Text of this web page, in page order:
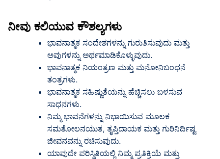
ನೀವು ಕಲಿಯುವ ಕೌಶಲ್ಯಗಳು
ಭಾವನಾತ್ಮಕ ಸಂದೇಶಗಳನ್ನು ಗುರುತಿಸುವುದು ಮತ್ತು
ಅವುಗಳನ್ನು ಅರ್ಥಮಾಡಿಕೊಳ್ಳುವುದು.
ಭಾವನಾತ್ಮಕ ನಿಯಂತ್ರಣ ಮತ್ತು ಮನೋನಿಬಂಧನೆ
ತಂತ್ರಗಳು.
ಭಾವನಾತ್ಮಕ ಸಹಿಷ್ಣುತೆಯನ್ನು ಹೆಚ್ಚಿಸಲು ಬಳಸುವ
ಸಾಧನಗಳು.
ನಿಮ್ಮ ಭಾವನೆಗಳನ್ನು ನಿಭಾಯಿಸುವ ಮೂಲಕ
ಸಮತೋಲನಯುತ, ತೃಪ್ತಿದಾಯಕ ಮತ್ತು ಗುರಿನಿರ್ದಿಷ್ಟ
ಜೀವನವನ್ನು ರಚಿಸುವುದು.
ಯಾವುದೇ ಪರಿಸ್ಥಿತಿಯಲ್ಲಿ ನಿಮ್ಮ ಪ್ರತಿಕ್ರಿಯೆ ಮತ್ತು